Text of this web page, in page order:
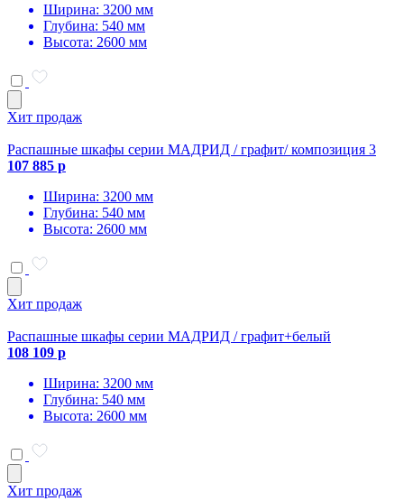
Ширина: 3200 мм
Глубина: 540 мм
Высота: 2600 мм
Хит продаж
Распашные шкафы серии МАДРИД / графит/ композиция 3
107 885 р
Ширина: 3200 мм
Глубина: 540 мм
Высота: 2600 мм
Хит продаж
Распашные шкафы серии МАДРИД / графит+белый
108 109 р
Ширина: 3200 мм
Глубина: 540 мм
Высота: 2600 мм
Хит продаж